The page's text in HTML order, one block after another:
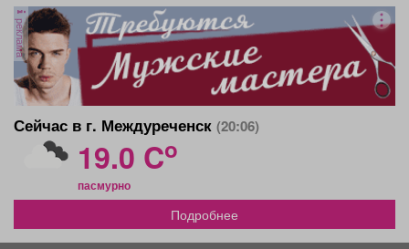
реклама
Сейчас в г. Междуреченск (20:06)
19.0 Co
пасмурно
Подробнее